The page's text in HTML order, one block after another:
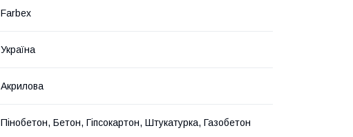
Farbex
Україна
Акрилова
Пінобетон, Бетон, Гіпсокартон, Штукатурка, Газобетон